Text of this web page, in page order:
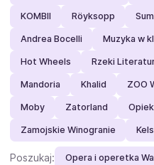
KOMBII Röyksopp
Andrea Bocelli Muzyka w
Hot Wheels Rzeki
Mandoria Khalid ZOO
Moby Zatorland
Zamojskie Winogranie
Poszukaj: Opera i operetka